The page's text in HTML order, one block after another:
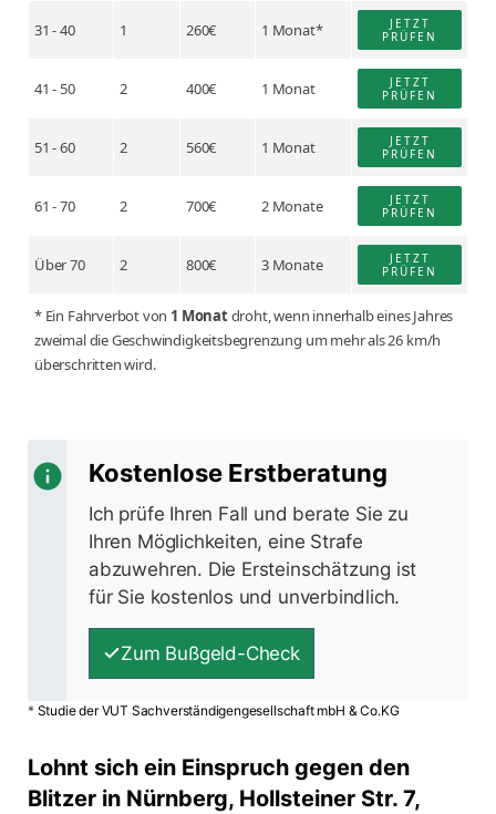
31 - 40 1 260€ 1 Monat*
JETZT
PRÜFEN
41 - 50 2 400€ 1 Monat
JETZT
PRÜFEN
51 - 60 2 560€ 1 Monat
JETZT
PRÜFEN
61 - 70 2 700€ 2 Monate
JETZT
PRÜFEN
Über 70 2 800€ 3 Monate
JETZT
PRÜFEN
* Ein Fahrverbot von 1 Monatdroht, wenn innerhalb eines Jahres
zweimal die Geschwindigkeitsbegrenzung um mehr als 26 km/h
überschritten wird.
Kostenlose Erstberatung
Ich prüfe Ihren Fall und berate Sie zu
Ihren Möglichkeiten, eine Strafe
abzuwehren. Die Ersteinschätzung ist
für Sie kostenlos und unverbindlich.
Zum Bußgeld-Check
* Studie der VUT Sachverständigengesellschaft mbH & Co.KG
Lohnt sich ein Einspruch gegen den
Blitzer in Nürnberg, Hollsteiner Str. 7,